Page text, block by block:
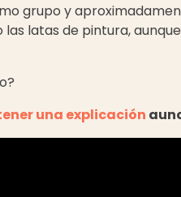
grupo y
latas de pintura,
una explicación